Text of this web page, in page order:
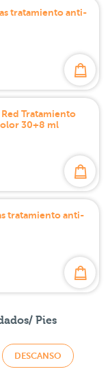
tratamiento anti-
Tratamiento
30+8 ml
tratamiento anti-
Pies
DESCANSO